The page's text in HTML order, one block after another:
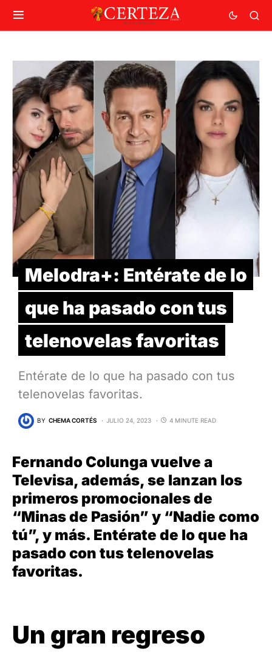
Melodra+: Entérate de lo
que ha pasado con tus
telenovelas favoritas
Entérate de lo que ha pasado con tus
telenovelas favoritas.
BY CHEMA CORTÉS JULIO 24, 2023 4 MINUTE READ
Fernando Colunga vuelve a
Televisa, además, se lanzan los
primeros promocionales de
“Minas de Pasión” y “Nadie como
tú”, y más. Entérate de lo que ha
pasado con tus telenovelas
favoritas.
Un gran regreso